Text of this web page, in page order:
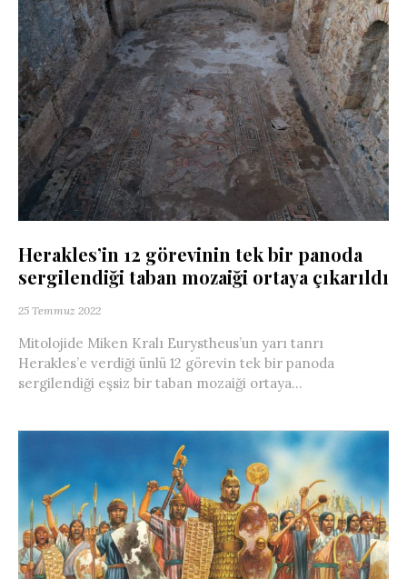
Herakles’in 12 görevinin tek bir panoda
sergilendiği taban mozaiği ortaya çıkarıldı
25 Temmuz 2022
Mitolojide Miken Kralı Eurystheus’un yarı tanrı
Herakles’e verdiği ünlü 12 görevin tek bir panoda
sergilendiği eşsiz bir taban mozaiği ortaya...